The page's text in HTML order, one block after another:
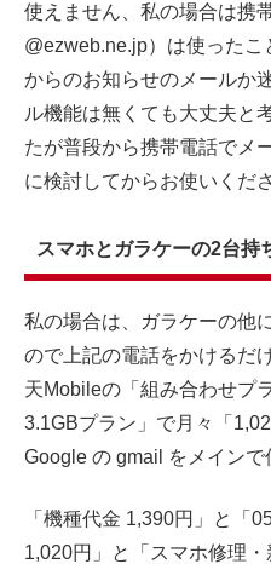
使えません、私の場合は携
@ezweb.ne.jp）は使った
からのお知らせのメールか
ル機能は無くても大丈夫と
たが普段から携帯電話でメ
に検討してからお使いくだ
スマホとガラケーの2台持
私の場合は、ガラケーの他
ので上記の電話をかけるだ
天Mobileの「組み合わせプ
3.1GBプラン」で月々「
Google の gmail をメインで
「機種代金 1,390円」と「
1,020円」と「スマホ修理